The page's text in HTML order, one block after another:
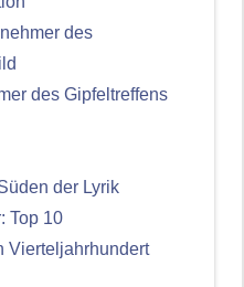
des
des Gipfeltreffens
der Lyrik
Top 10
Vierteljahrhundert